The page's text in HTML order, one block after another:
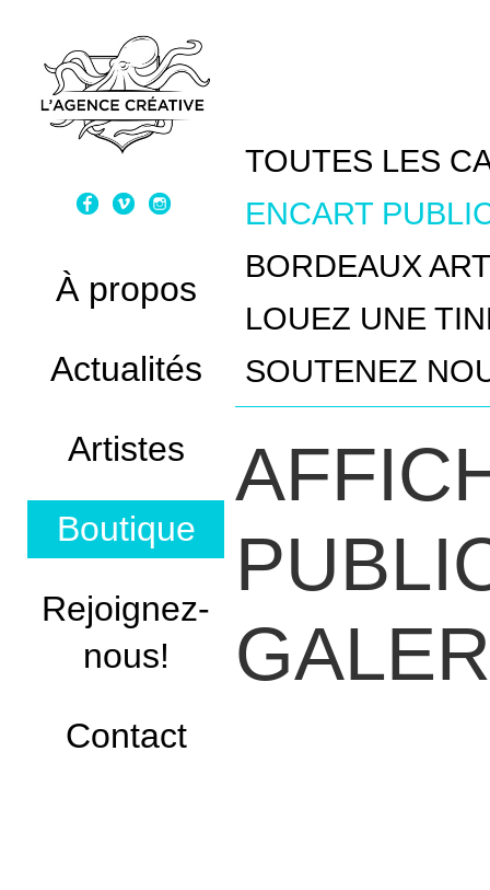
À propos
Actualités
Artistes
Boutique
Rejoignez-
nous!
Contact
TOUTES LES
ENCART
BORDEAUX
LOUEZ UNE
SOUTENEZ